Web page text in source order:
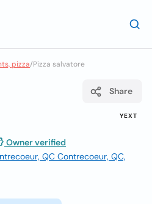
pizza/Pizza salvatore
YEXT
Share
Owner verified
QC Contrecoeur, QC,